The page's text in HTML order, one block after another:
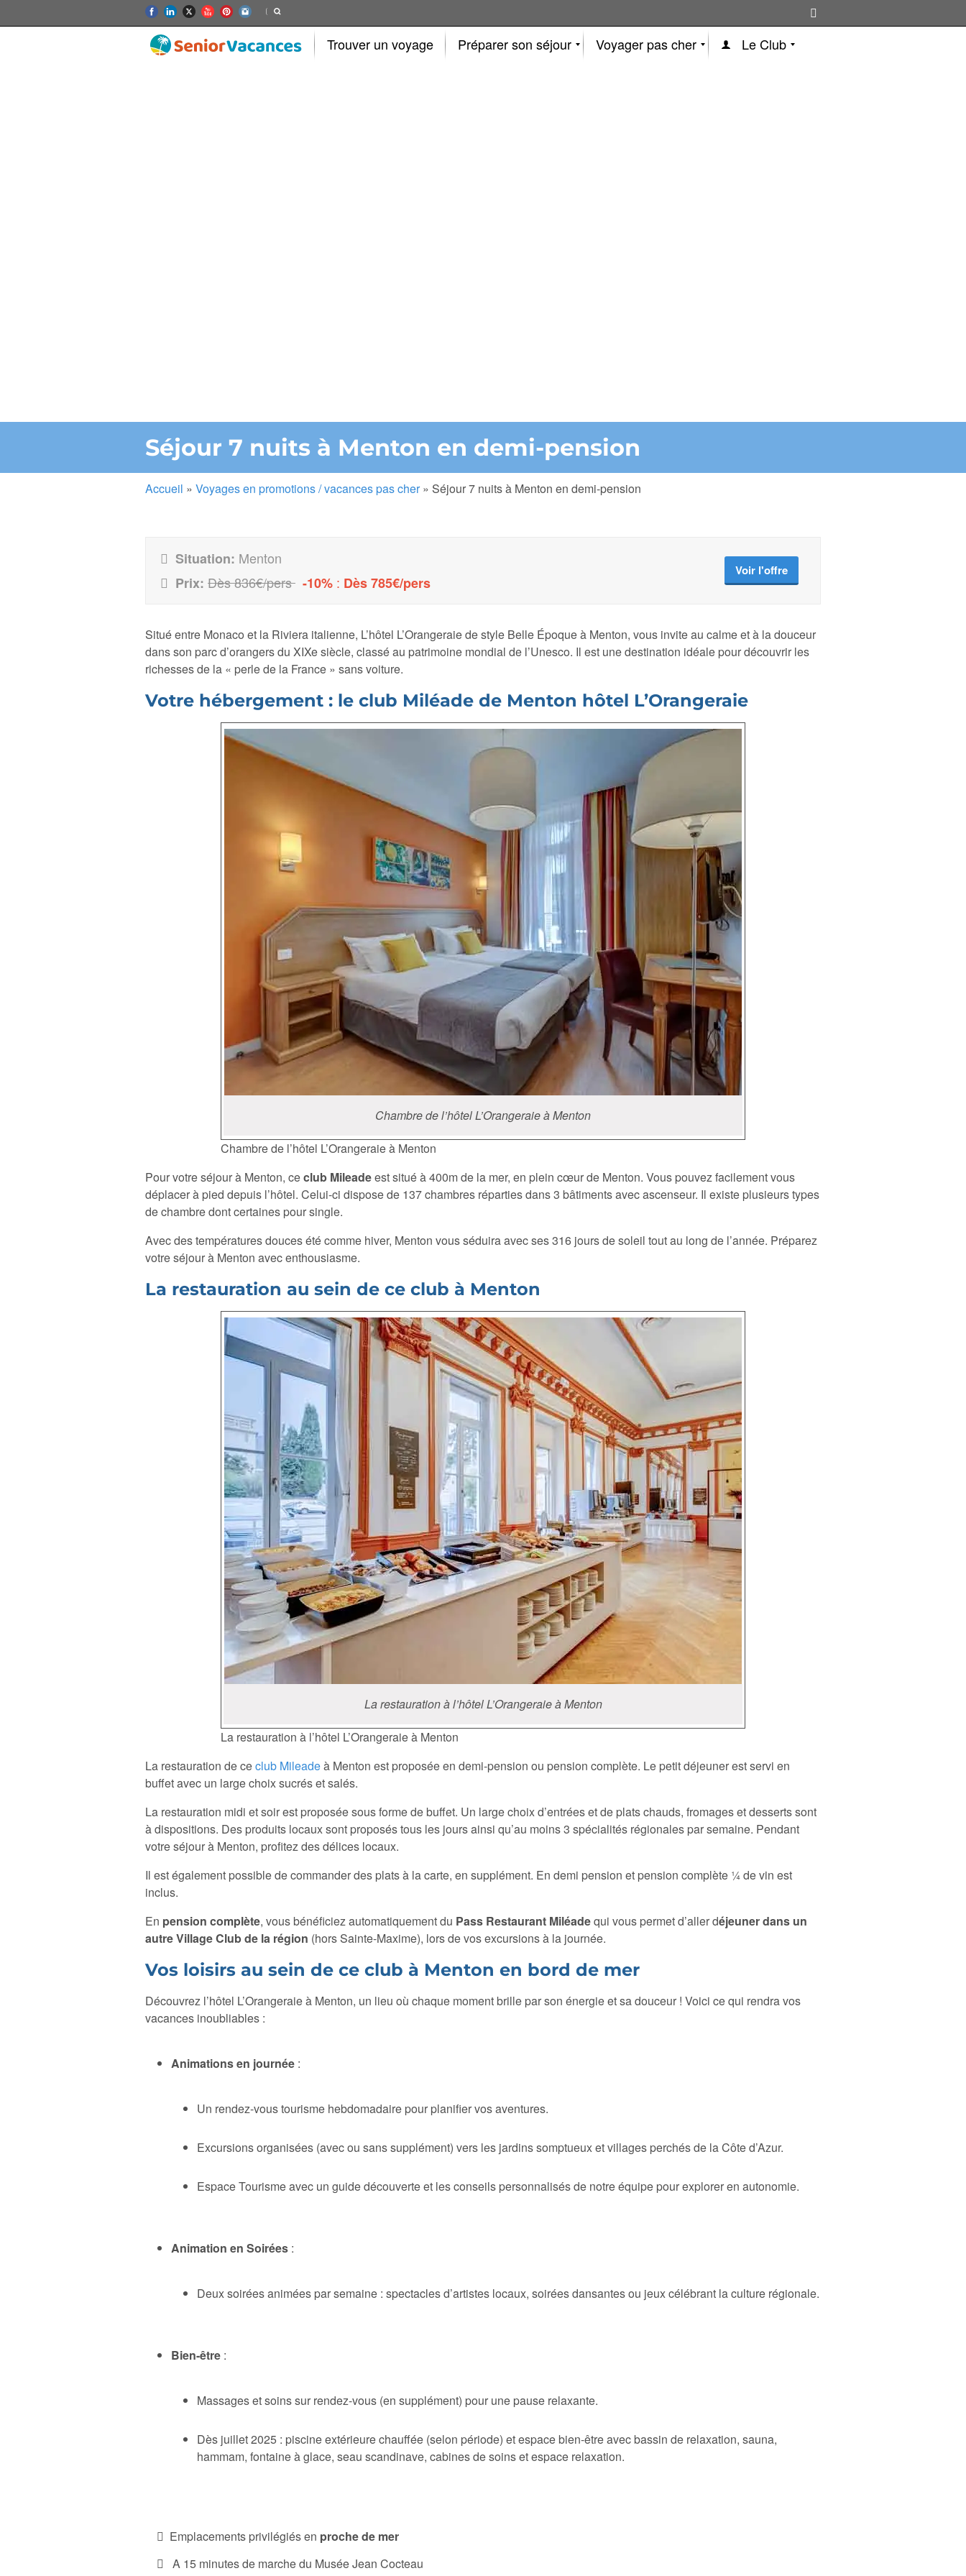
Trouver un voyage Préparer son séjour Voyager pas cher Le Club
Séjour 7 nuits à Menton en demi-pension
Accueil » Voyages en promotions / vacances pas cher» Séjour 7 nuits à Menton en demi-pension
Situation: Menton
Prix: Dès 836€/pers -10% : Dès 785€/pers
Voir l'offre
Situé entre Monaco et la Riviera italienne, L’hôtel L’Orangeraie de style Belle Époque à Menton, vous invite au calme et à la douceur
dans son parc d’orangers du XIXe siècle, classé au patrimoine mondial de l’Unesco. Il est une destination idéale pour découvrir les
richesses de la « perle de la France » sans voiture.
Votre hébergement : le club Miléade de Menton hôtel L’Orangeraie
Chambre de l’hôtel L’Orangeraie à Menton
Chambre de l’hôtel L’Orangeraie à Menton
Pour votre séjour à Menton, ceclub Mileadeest situé à 400m de la mer, en plein cœur de Menton. Vous pouvez facilement vous
déplacer à pied depuis l’hôtel. Celui-ci dispose de 137 chambres réparties dans 3 bâtiments avec ascenseur. Il existe plusieurs types
de chambre dont certaines pour single.
Avec des températures douces été comme hiver, Menton vous séduira avec ses 316 jours de soleil tout au long de l’année. Préparez
votre séjour à Menton avec enthousiasme.
La restauration au sein de ce club à Menton
La restauration à l’hôtel L’Orangeraie à Menton
La restauration à l’hôtel L’Orangeraie à Menton
La restauration de ceclub Mileadeà Menton est proposée en demi-pension ou pension complète. Le petit déjeuner est servi en
buffet avec un large choix sucrés et salés.
La restauration midi et soir est proposée sous forme de buffet. Un large choix d’entrées et de plats chauds, fromages et desserts sont
à dispositions. Des produits locaux sont proposés tous les jours ainsi qu’au moins 3 spécialités régionales par semaine. Pendant
votre séjour à Menton, profitez des délices locaux.
Il est également possible de commander des plats à la carte, en supplément. En demi pension et pension complète ¼ de vin est
inclus.
En pension complète, vous bénéficiez automatiquement du Pass Restaurant Miléadequi vous permet d’aller déjeuner dans un
autre Village Club de la région (hors Sainte-Maxime), lors de vos excursions à la journée.
Vos loisirs au sein de ce club à Menton en bord de mer
Découvrez l’hôtel L’Orangeraie à Menton, un lieu où chaque moment brille par son énergie et sa douceur ! Voici ce qui rendra vos
vacances inoubliables :
Animations en journée :
Un rendez-vous tourisme hebdomadaire pour planifier vos aventures.
Excursions organisées (avec ou sans supplément) vers les jardins somptueux et villages perchés de la Côte d’Azur.
Espace Tourisme avec un guide découverte et les conseils personnalisés de notre équipe pour explorer en autonomie.
Animation en Soirées :
Deux soirées animées par semaine : spectacles d’artistes locaux, soirées dansantes ou jeux célébrant la culture régionale.
Bien-être :
Massages et soins sur rendez-vous (en supplément) pour une pause relaxante.
Dès juillet 2025 : piscine extérieure chauffée (selon période) et espace bien-être avec bassin de relaxation, sauna,
hammam, fontaine à glace, seau scandinave, cabines de soins et espace relaxation.
Emplacements privilégiés en proche de mer
A 15 minutes de marche du Musée Jean Cocteau